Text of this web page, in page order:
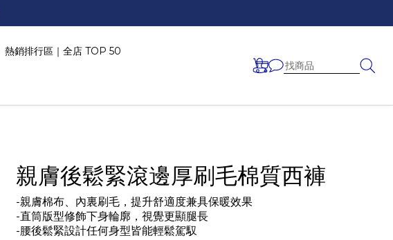
熱銷排行區｜全店 TOP 50
親膚後鬆緊滾邊厚刷毛棉質西褲
-親膚棉布、內裏刷毛，提升舒適度兼具保暖效果
-直筒版型修飾下身輪廓，視覺更顯腿長
-腰後鬆緊設計任何身型皆能輕鬆駕馭